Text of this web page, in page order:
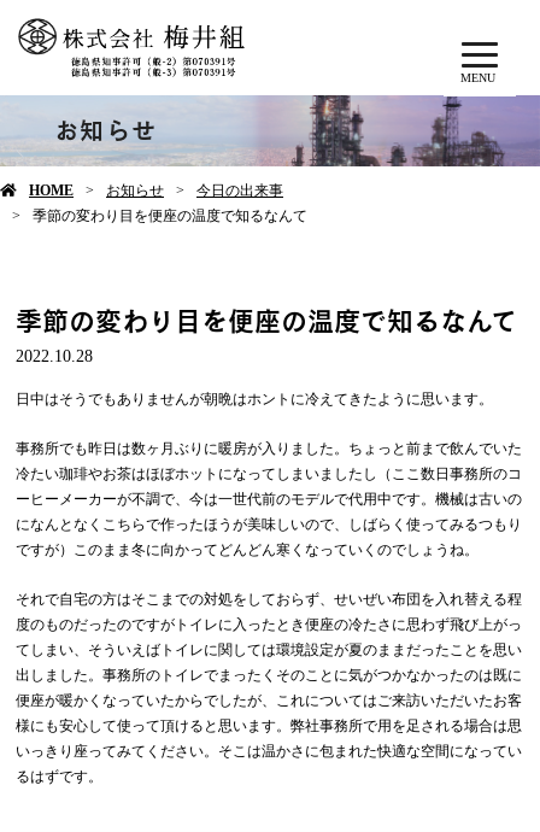
MENU
お知らせ
HOME お知らせ
今日の出来事
季節の変わり目を便座の温度で知るなんて
季節の変わり目を便座の温度で知るなんて
2022.10.28
日中はそうでもありませんが朝晩はホントに冷えてきたように思います。
事務所でも昨日は数ヶ月ぶりに暖房が入りました。ちょっと前まで飲んでいた
冷たい珈琲やお茶はほぼホットになってしまいましたし（ここ数日事務所のコ
ーヒーメーカーが不調で、今は一世代前のモデルで代用中です。機械は古いの
になんとなくこちらで作ったほうが美味しいので、しばらく使ってみるつもり
ですが）このまま冬に向かってどんどん寒くなっていくのでしょうね。
それで自宅の方はそこまでの対処をしておらず、せいぜい布団を入れ替える程
度のものだったのですがトイレに入ったとき便座の冷たさに思わず飛び上がっ
てしまい、そういえばトイレに関しては環境設定が夏のままだったことを思い
出しました。事務所のトイレでまったくそのことに気がつかなかったのは既に
便座が暖かくなっていたからでしたが、これについてはご来訪いただいたお客
様にも安心して使って頂けると思います。弊社事務所で用を足される場合は思
いっきり座ってみてください。そこは温かさに包まれた快適な空間になってい
るはずです。